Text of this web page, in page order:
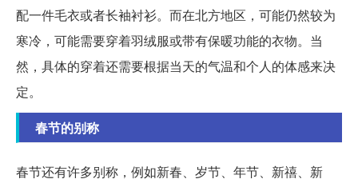
配一件毛衣或者长袖衬衫。而在北方地区，可能仍然较为
寒冷，可能需要穿着羽绒服或带有保暖功能的衣物。当
然，具体的穿着还需要根据当天的气温和个人的体感来决
定。
春节的别称
春节还有许多别称，例如新春、岁节、年节、新禧、新